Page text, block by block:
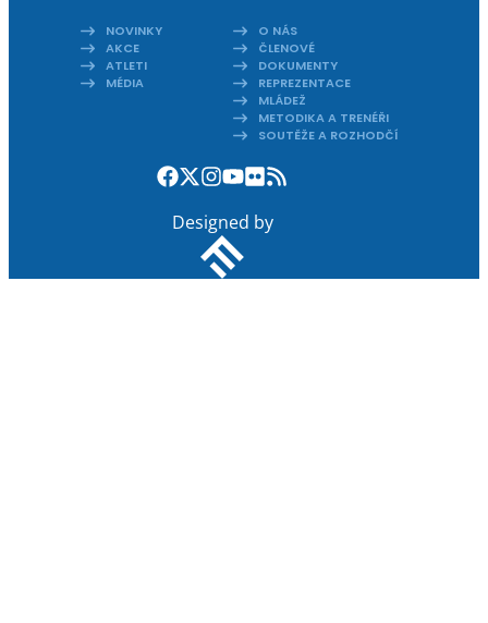
NOVINKY
AKCE
ATLETI
MÉDIA
O NÁS
ČLENOVÉ
DOKUMENTY
REPREZENTACE
MLÁDEŽ
METODIKA A TRENÉŘI
SOUTĚŽE A ROZHODČÍ
Designed by